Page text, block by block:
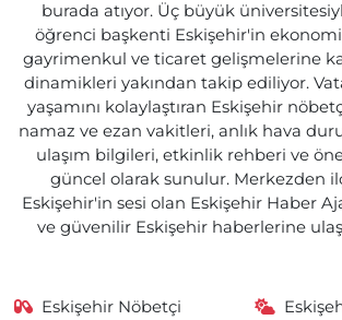
burada atıyor. Üç büyük
öğrenci başkenti Eskişehir'in
gayrimenkul ve ticaret gelişmelerine
dinamikleri yakından takip ediliyor.
yaşamını kolaylaştıran Eskişehir
namaz ve ezan vakitleri, anlık hava
ulaşım bilgileri, etkinlik rehberi ve
güncel olarak sunulur. Merkezden
Eskişehir'in sesi olan Eskişehir Haber
ve güvenilir Eskişehir haberlerine
Eskişehir Nöbetçi